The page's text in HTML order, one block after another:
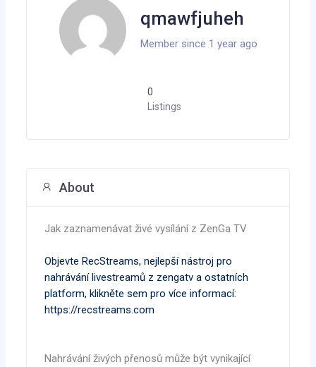
qmawfjuheh
Member since 1 year ago
0
Listings
About
Jak zaznamenávat živé vysílání z ZenGa TV
Objevte RecStreams, nejlepší nástroj pro
nahrávání livestreamů z zengatv a ostatních
platform, klikněte sem pro více informací:
https://recstreams.com
Nahrávání živých přenosů může být vynikající